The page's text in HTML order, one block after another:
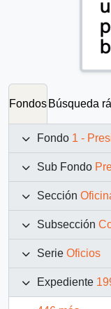
Fondos Búsqueda
Fondo 1 -
Sub Fondo
Sección
Subsección
Serie Oficios
Expediente